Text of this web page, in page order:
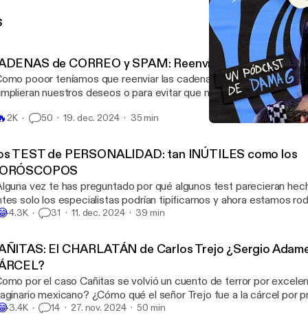
de CORREO y SPAM: Reenvía esto a 10
pooor teníamos que reenviar las cadenas de Hotmail o
nuestros deseos o para evitar que nos cayera una
que esto sólo sucedía en los 90’s o 2 miles, estás muy
existen desde hace miles de años así es y se sigue con la
piramidales y mucho más.
2K 50 19. dec. 2024 35 min
TEST de PERSONALIDAD: tan INÚTILES como los
vez te has preguntado por qué algunos test parecieran
solo los especialistas podrían tipificarnos y ahora estamos rodeados de
informales para supuestamente explorar nuestra
4.3K 31 11. dec. 2024 39 min
El CHARLATÁN de Carlos Trejo ¿Sergio
por el caso Cañitas se volvió un cuento de terror por
mexicano? ¿Cómo qué el señor Trejo fue a la cárcel por practicar un
falso? Tiene mil dramas desde acusaciones de golpear a
3.4K 14 27. nov. 2024 50 min